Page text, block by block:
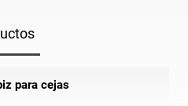
para cejas